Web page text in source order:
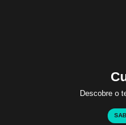
Descobre o